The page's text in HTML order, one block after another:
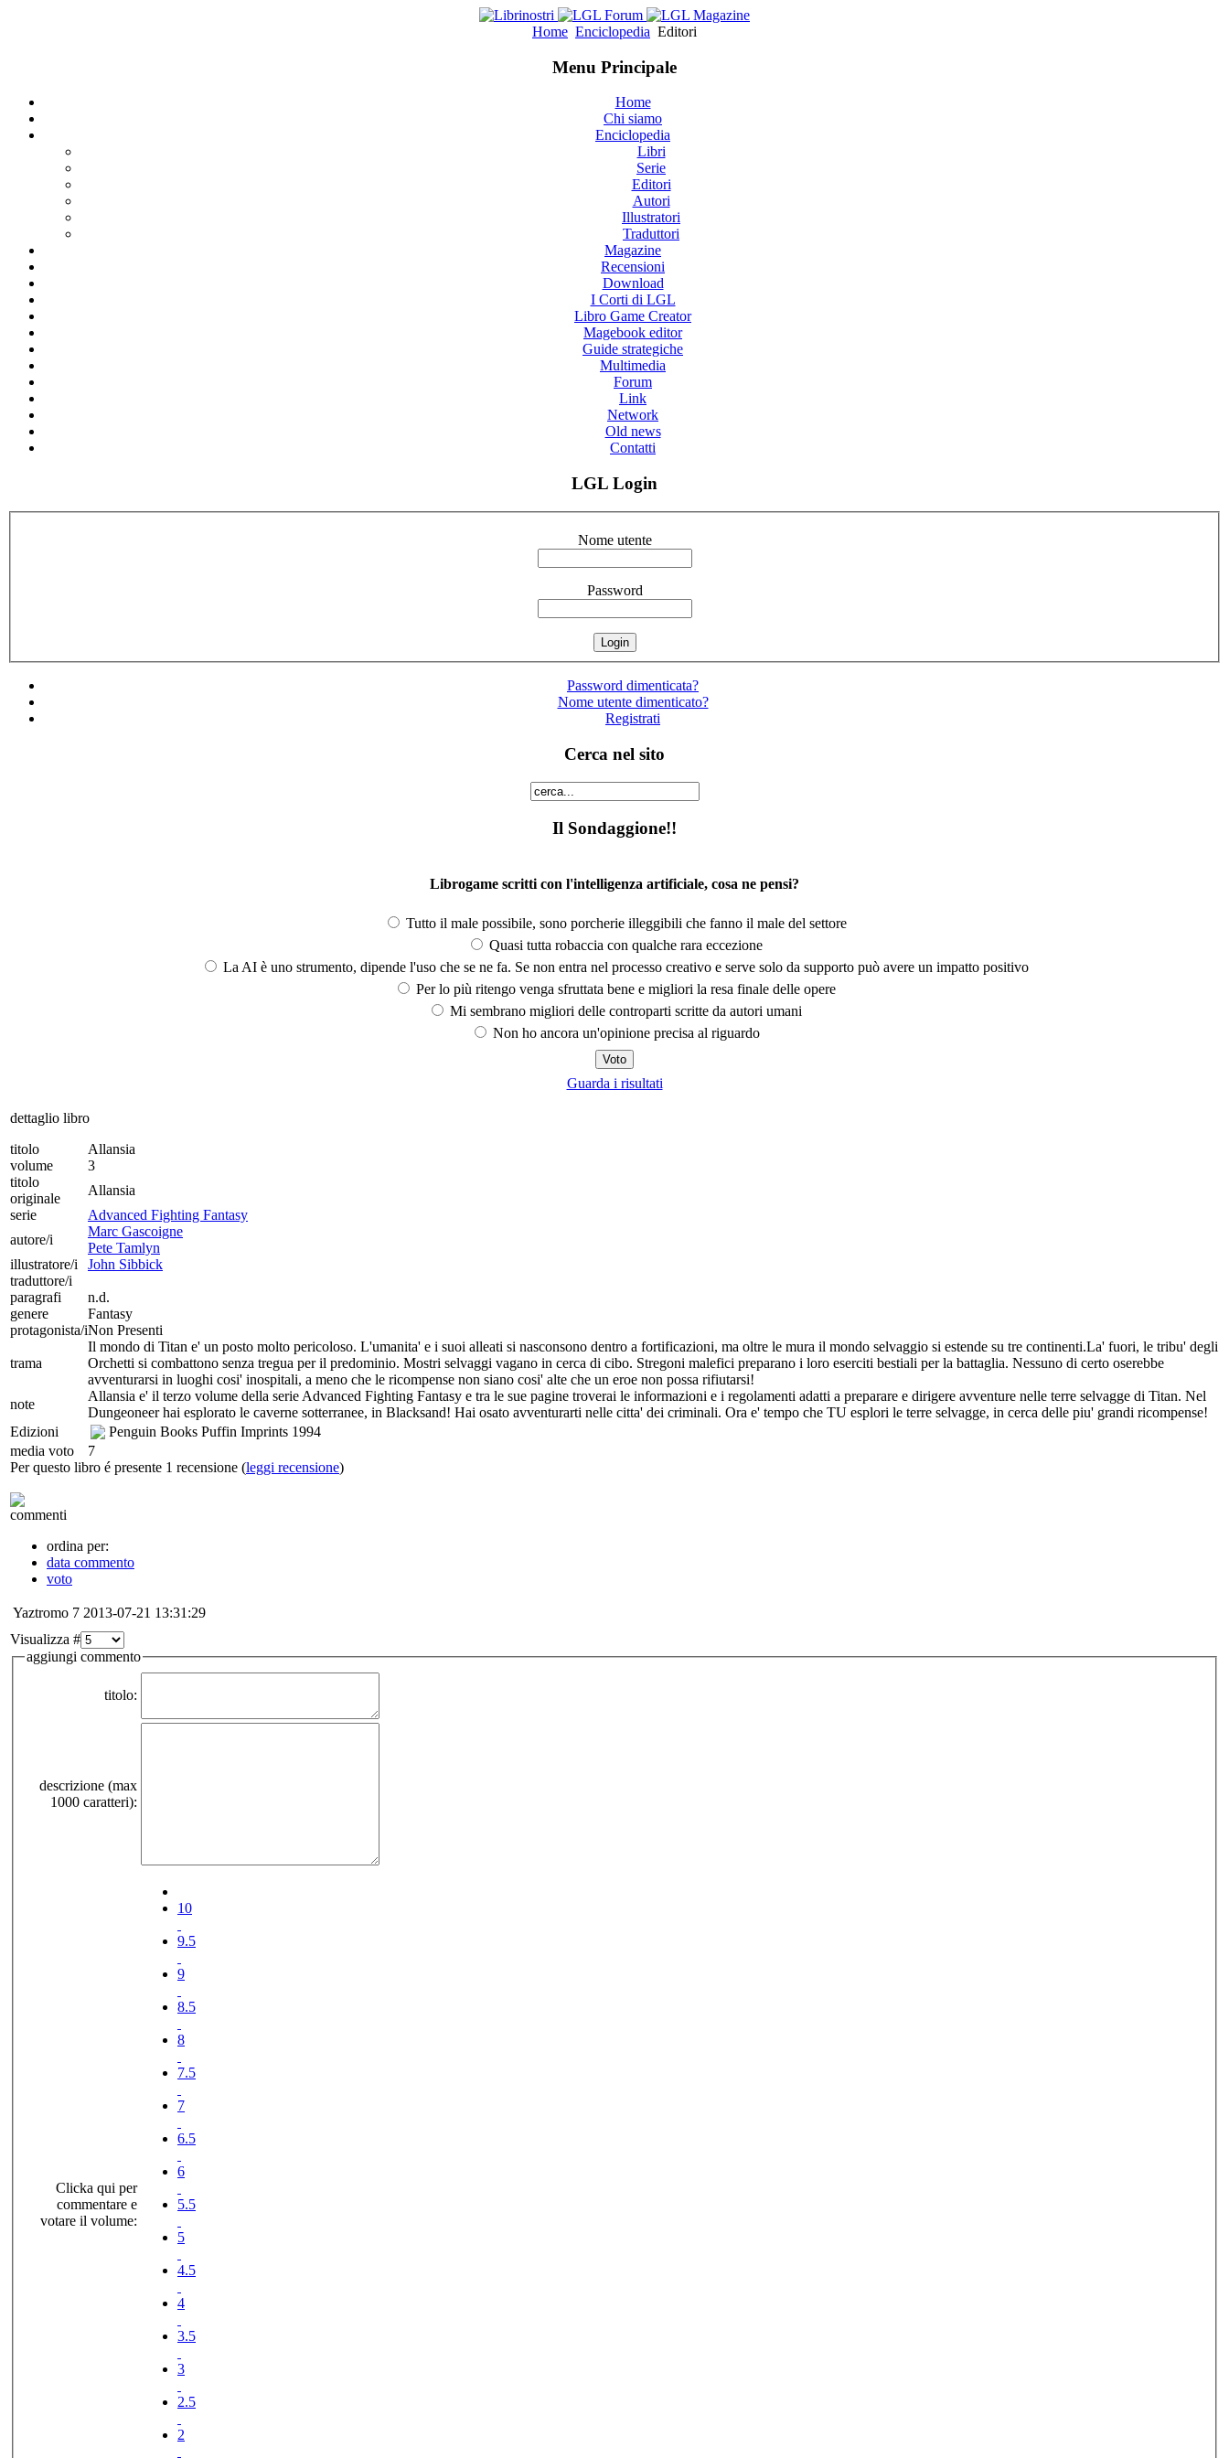
Home Enciclopedia Editori
Menu Principale
Home
Chi siamo
Enciclopedia
Libri
Serie
Editori
Autori
Illustratori
Traduttori
Magazine
Recensioni
Download
I Corti di LGL
Libro Game Creator
Magebook editor
Guide strategiche
Multimedia
Forum
Link
Network
Old news
Contatti
LGL Login
Nome utente
Password
Password dimenticata?
Nome utente dimenticato?
Registrati
Cerca nel sito
Il Sondaggione!!
Librogame scritti con l'intelligenza artificiale, cosa ne pensi?
Tutto il male possibile, sono porcherie illeggibili che fanno il male del settore
Quasi tutta robaccia con qualche rara eccezione
La AI è uno strumento, dipende l'uso che se ne fa. Se non entra nel processo creativo e serve solo da supporto può avere un impatto positivo
Per lo più ritengo venga sfruttata bene e migliori la resa finale delle opere
Mi sembrano migliori delle controparti scritte da autori umani
Non ho ancora un'opinione precisa al riguardo
Guarda i risultati
dettaglio libro
titolo
Allansia
volume
3
titolo
originale
Allansia
serie
Advanced Fighting Fantasy
autore/i
Marc Gascoigne
Pete Tamlyn
illustratore/i
John Sibbick
traduttore/i
paragrafi
n.d.
genere
Fantasy
protagonista/iNon Presenti
trama
Il mondo di Titan e' un posto molto pericoloso. L'umanita' e i suoi alleati si nasconsono dentro a fortificazioni, ma oltre le mura il mondo selvaggio si estende su tre continenti.La' fuori, le tribu' degli
Orchetti si combattono senza tregua per il predominio. Mostri selvaggi vagano in cerca di cibo. Stregoni malefici preparano i loro eserciti bestiali per la battaglia. Nessuno di certo oserebbe
avventurarsi in luoghi cosi' inospitali, a meno che le ricompense non siano cosi' alte che un eroe non possa rifiutarsi!
note
Allansia e' il terzo volume della serie Advanced Fighting Fantasy e tra le sue pagine troverai le informazioni e i regolamenti adatti a preparare e dirigere avventure nelle terre selvagge di Titan. Nel
Dungeoneer hai esplorato le caverne sotterranee, in Blacksand! Hai osato avventurarti nelle citta' dei criminali. Ora e' tempo che TU esplori le terre selvagge, in cerca delle piu' grandi ricompense!
Edizioni
Penguin Books Puffin Imprints 1994
media voto
7
Per questo libro é presente 1 recensione (leggi recensione)
commenti
ordina per:
data commento
voto
Yaztromo 7 2013-07-21 13:31:29
Visualizza #
aggiungi commento
titolo:
descrizione (max
1000 caratteri):
Clicka qui per
commentare e
votare il volume:
10
9.5
9
8.5
8
7.5
7
6.5
6
5.5
5
4.5
4
3.5
3
2.5
2